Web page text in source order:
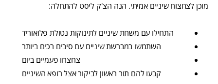
מוכן לצחצוח שיניים אמיתי. הנה הצ'ק ליסט להתחלה:
התחילו עם משחת שיניים לתינוקות נטולת פלואוריד
השתמשו במברשת שיניים עם סיבים רכים ביותר
צחצחו פעמיים ביום
קבעו להם תור ראשון לביקור אצל רופא השיניים